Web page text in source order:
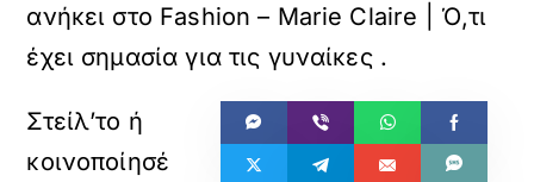
ανήκει στο Fashion – Marie Claire | Ό,τι
έχει σημασία για τις γυναίκες.